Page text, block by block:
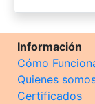
Información
Cómo
Quienes
Certificados